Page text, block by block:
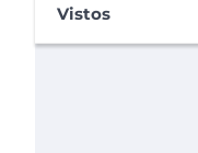
VistosCarolina Carvalho